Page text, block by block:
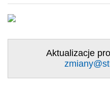
Aktualizacje